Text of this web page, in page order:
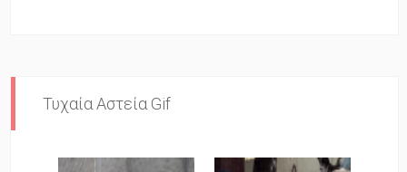
Τυχαία Αστεία Gif